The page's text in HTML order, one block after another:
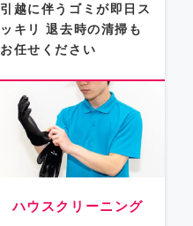
引越に伴うゴミが即日ス
ッキリ
退去時の清掃も
お任せください
ハウスクリーニング